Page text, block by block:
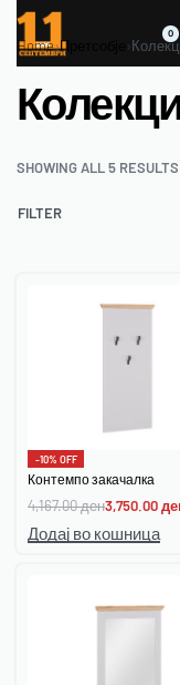
0
Home›Претсобје ›
SHOWING ALL 5 RESULTS
FILTER
-10% OFF
Контемпо закачалка
4,167.00ден3,750.00
Додај во кошница